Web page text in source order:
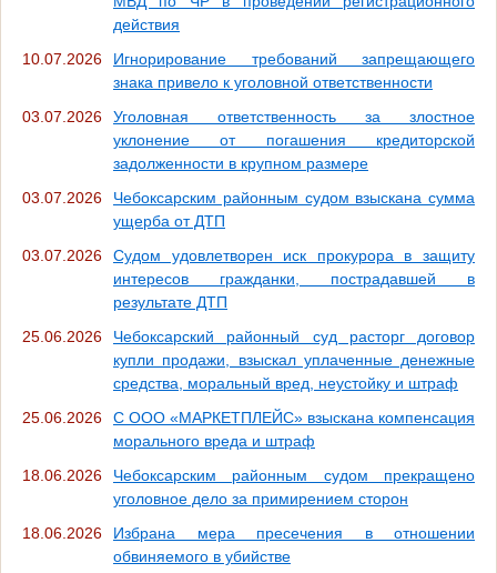
действия
10.07.2026
Игнорирование требований запрещающего
знака привело к уголовной ответственности
03.07.2026
Уголовная ответственность за злостное
уклонение от погашения кредиторской
задолженности в крупном размере
03.07.2026
Чебоксарским районным судом взыскана сумма
ущерба от ДТП
03.07.2026
Судом удовлетворен иск прокурора в защиту
интересов гражданки, пострадавшей в
результате ДТП
25.06.2026
Чебоксарский районный суд расторг договор
купли продажи, взыскал уплаченные денежные
средства, моральный вред, неустойку и штраф
25.06.2026
С ООО «МАРКЕТПЛЕЙС» взыскана компенсация
морального вреда и штраф
18.06.2026
Чебоксарским районным судом прекращено
уголовное дело за примирением сторон
18.06.2026
Избрана мера пресечения в отношении
обвиняемого в убийстве